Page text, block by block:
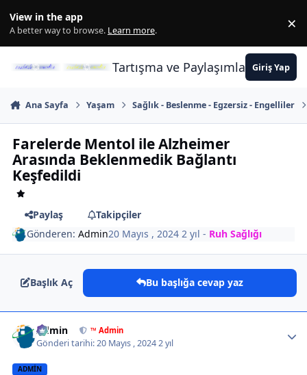
View in the app
A better way to browse. Learn more. ×
Tartışma ve PaylaşımlarınGiriş Yap
Ana Sayfa Yaşam Sağlık - Beslenme - Egzersiz - Engelliler
Farelerde Mentol ile Alzheimer
Arasında Beklenmedik Bağlantı
Keşfedildi
Paylaş
Takipçiler
Gönderen:Admin20 Mayıs , 20242 yıl - Ruh Sağlığı
Başlık Aç Bu başlığa cevap yaz
Admin ™ Admin
Gönderi tarihi:20 Mayıs , 20242 yıl
ADMIN